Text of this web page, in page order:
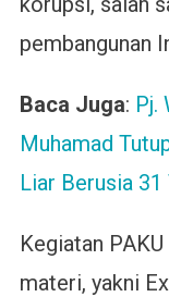
pembangunan
Baca Juga: Pj.
Muhamad
Liar Berusia 31
Kegiatan
materi, yakni